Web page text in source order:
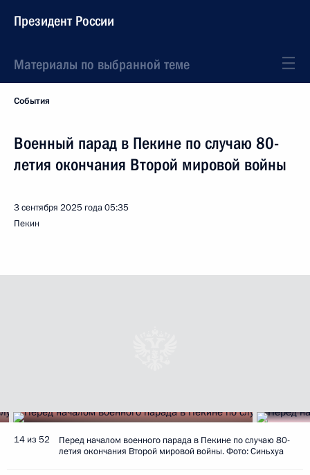
Президент России
Материалы по выбранной теме
События
Военный парад в Пекине по случаю 80-
летия окончания Второй мировой войны
3 сентября 2025 года05:35
Пекин
14 из 52
Перед началом военного парада в Пекине по случаю 80-
летия окончания Второй мировой войны. Фото: Синьхуа